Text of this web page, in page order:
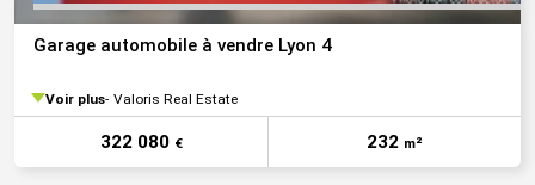
Garage automobile à vendre Lyon 4
Voir plus Valoris Real Estate
322 080 € 232 m²